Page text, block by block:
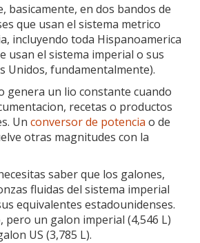
basicamente, en dos bandos de
que usan el sistema metrico
incluyendo toda Hispanoamerica
usan el sistema imperial o sus
Unidos, fundamentalmente).
genera un lio constante cuando
recetas o productos
Un conversor de potencia o de
otras magnitudes con la
saber que los galones,
fluidas del sistema imperial
equivalentes estadounidenses.
pero un galon imperial (4,546 L)
US (3,785 L).